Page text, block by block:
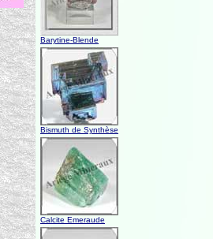
Barytine-Blende
Bismuth de Synthèse
Calcite Emeraude